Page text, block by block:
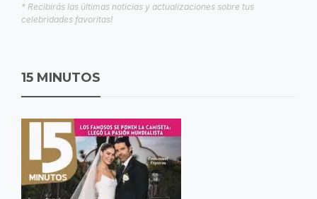
* Recibirás las últimas noticias y actualizaciones sobre tus
celebridades favoritas!
15 MINUTOS